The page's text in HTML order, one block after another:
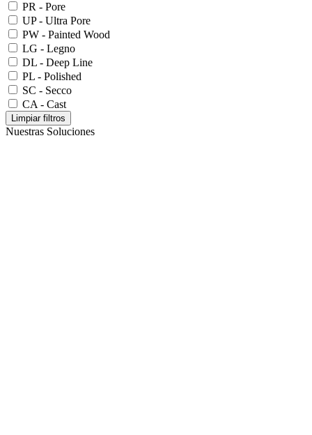
PR - Pore
UP - Ultra Pore
PW - Painted Wood
LG - Legno
DL - Deep Line
PL - Polished
SC - Secco
CA - Cast
Limpiar filtros
Nuestras Soluciones